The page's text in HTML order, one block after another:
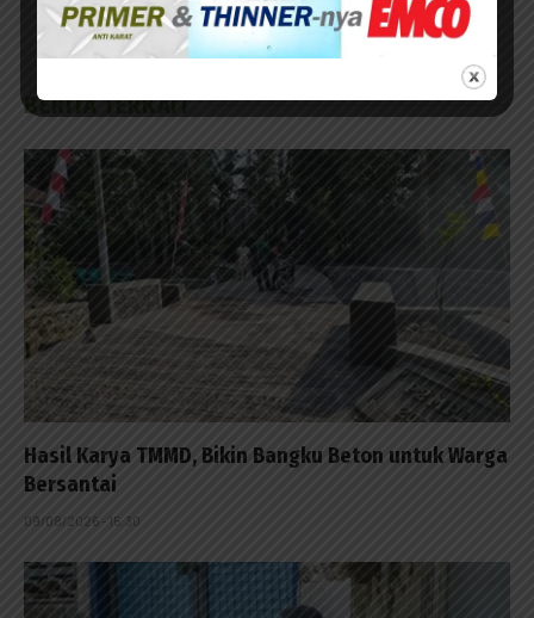
BERITA TERKAIT
Hasil Karya TMMD, Bikin Bangku Beton untuk Warga
Bersantai
09/08/2026 - 15:30